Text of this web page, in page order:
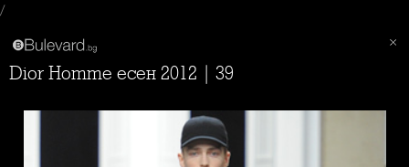
/
Dior Homme есен 2012 | 39